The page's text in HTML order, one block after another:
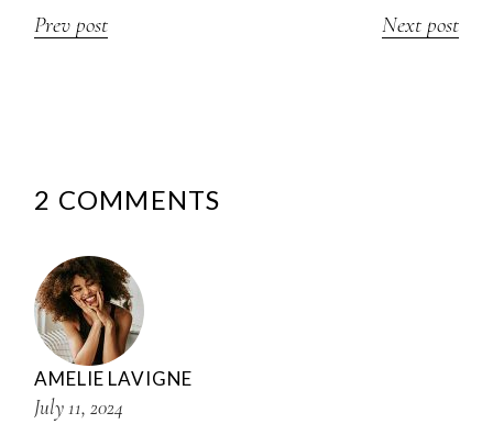
Prev post Next post
2 COMMENTS
AMELIE LAVIGNE
July 11, 2024